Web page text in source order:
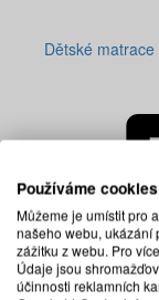
Dětské matrace
Používáme cookies
Můžeme je umístit pro
našeho webu, ukázání
zážitku z webu. Pro
Údaje jsou
účinnosti reklamních